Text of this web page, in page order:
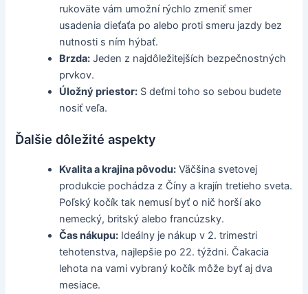
rukoväte vám umožní rýchlo zmeniť smer
usadenia dieťaťa po alebo proti smeru jazdy bez
nutnosti s ním hýbať.
Brzda: Jeden z najdôležitejších bezpečnostných
prvkov.
Úložný priestor: S deťmi toho so sebou budete
nosiť veľa.
Ďalšie dôležité aspekty
Kvalita a krajina pôvodu: Väčšina svetovej
produkcie pochádza z Číny a krajín tretieho sveta.
Poľský kočík tak nemusí byť o nič horší ako
nemecký, britský alebo francúzsky.
Čas nákupu: Ideálny je nákup v 2. trimestri
tehotenstva, najlepšie po 22. týždni. Čakacia
lehota na vami vybraný kočík môže byť aj dva
mesiace.